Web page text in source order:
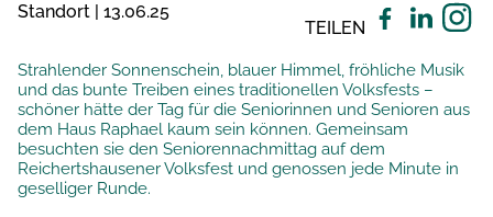
Standort | 13.06.25
TEILEN
Strahlender Sonnenschein, blauer Himmel, fröhliche Musik
und das bunte Treiben eines traditionellen Volksfests –
schöner hätte der Tag für die Seniorinnen und Senioren aus
dem Haus Raphael kaum sein können. Gemeinsam
besuchten sie den Seniorennachmittag auf dem
Reichertshausener Volksfest und genossen jede Minute in
geselliger Runde.